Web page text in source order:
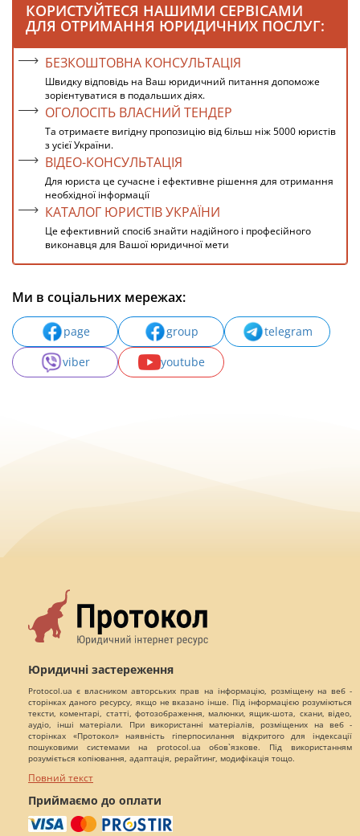
КОРИСТУЙТЕСЯ НАШИМИ СЕРВІСАМИ
ДЛЯ ОТРИМАННЯ ЮРИДИЧНИХ ПОСЛУГ:
БЕЗКОШТОВНА КОНСУЛЬТАЦІЯ
Швидку відповідь на Ваш юридичний питання допоможе
зорієнтуватися в подальших діях.
ОГОЛОСІТЬ ВЛАСНИЙ ТЕНДЕР
Та отримаєте вигідну пропозицію від більш ніж 5000 юристів
з усієї України.
ВІДЕО-КОНСУЛЬТАЦІЯ
Для юриста це сучасне і ефективне рішення для отримання
необхідної інформації
КАТАЛОГ ЮРИСТІВ УКРАЇНИ
Це ефективний спосіб знайти надійного і професійного
виконавця для Вашої юридичної мети
Ми в соціальних мережах:
page group
telegram
viber
youtube
Юридичні застереження
Protocol.ua є власником авторських прав на інформацію, розміщену на веб -
сторінках даного ресурсу, якщо не вказано інше. Під інформацією розуміються
тексти, коментарі, статті, фотозображення, малюнки, ящик-шота, скани, відео,
аудіо, інші матеріали. При використанні матеріалів, розміщених на веб -
сторінках «Протокол» наявність гіперпосилання відкритого для індексації
пошуковими системами на protocol.ua обов`язкове. Під використанням
розуміється копіювання, адаптація, рерайтинг, модифікація тощо.
Повний текст
Приймаємо до оплати